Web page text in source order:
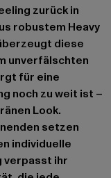
zurück in
robustem Heavy
diese
unverfälschten
für eine
noch zu weit ist –
Look.
setzen
individuelle
verpasst ihr